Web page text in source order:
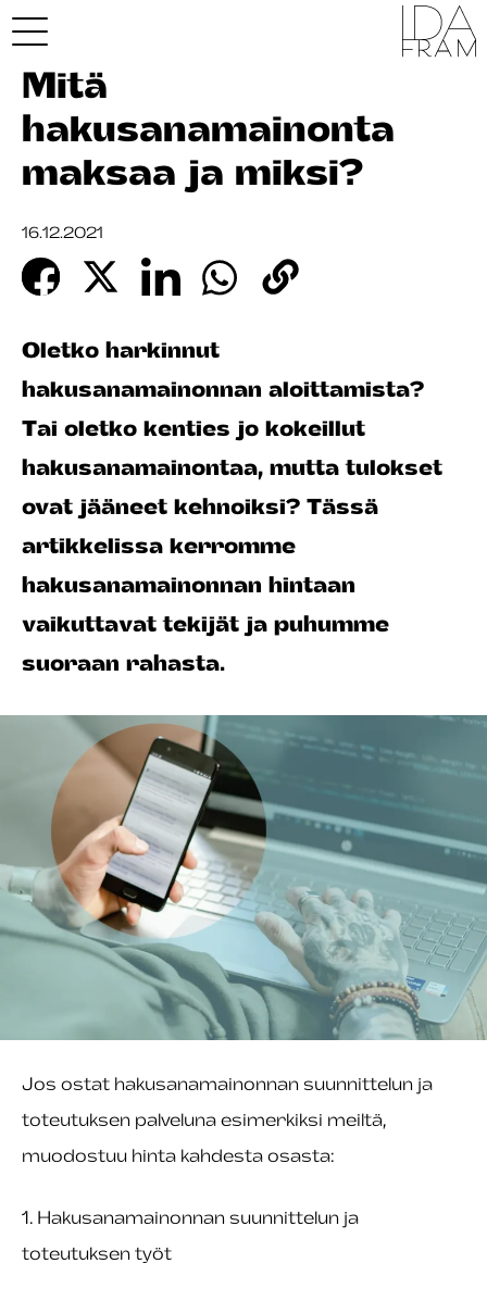
Mitä
hakusanamainonta
maksaa ja miksi?
16.12.2021
Oletko harkinnut
hakusanamainonnan aloittamista?
Tai oletko kenties jo kokeillut
hakusanamainontaa, mutta tulokset
ovat jääneet kehnoiksi? Tässä
artikkelissa kerromme
hakusanamainonnan hintaan
vaikuttavat tekijät ja puhumme
suoraan rahasta.
Jos ostat hakusanamainonnan suunnittelun ja
toteutuksen palveluna esimerkiksi meiltä,
muodostuu hinta kahdesta osasta:
1. Hakusanamainonnan suunnittelun ja
toteutuksen työt